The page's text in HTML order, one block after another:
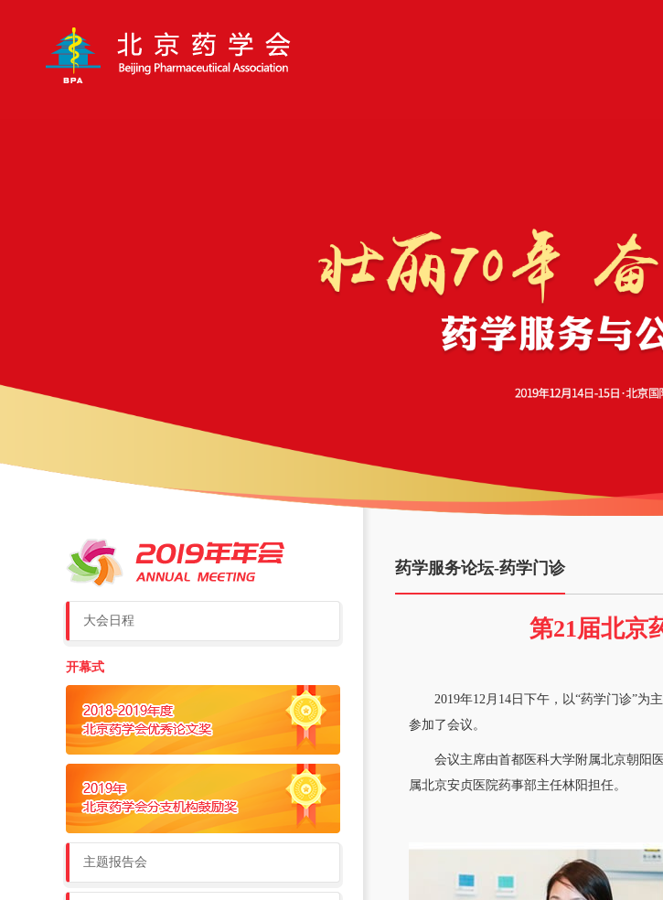
大会日程
开幕式
主题报告会
药学服务论坛-药学门诊
第21届北京
2019年12月14日下午，以“药学门诊”为
参加了会议。
会议主席由首都医科大学附属北京朝阳
属北京安贞医院药事部主任林阳担任。